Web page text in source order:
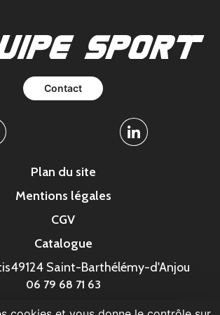
Contact
Linkedin
Plan du site
Mentions légales
CGV
Catalogue
49124 Saint-Barthélémy-d'Anjou
06 79 68 71 63